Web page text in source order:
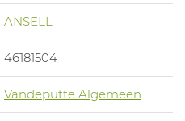
ANSELL
46181504
Vandeputte Algemeen